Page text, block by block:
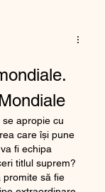
apropie cu
care își pune
fi echipa
titlul suprem?
promite să fie